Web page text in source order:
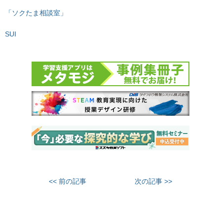
「ソクたま相談室」
SUI
<< 前の記事 次の記事 >>